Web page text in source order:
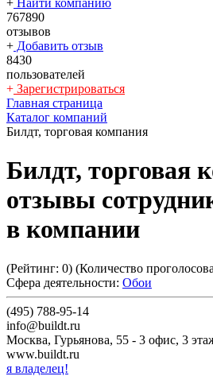
+ Найти компанию
767890
отзывов
+ Добавить отзыв
8430
пользователей
+ Зарегистрироваться
Главная страница
Каталог компаний
Билдт, торговая компания
Билдт, торговая
отзывы
в компании
(Рейтинг: 0) (Количество
Сфера деятельности: Обои
(495) 788-95-14
info@buildt.ru
Москва, Гурьянова, 55 - 3 офис, 3
www.buildt.ru
я владелец!